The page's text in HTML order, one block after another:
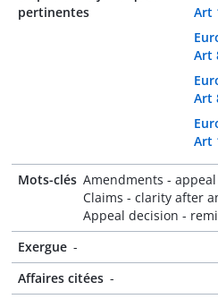
pertinentes
Art
Art
Art
Art
Mots-clés Amendments -
Claims - clarity after
Appeal decision -
Exergue -
Affaires citées -